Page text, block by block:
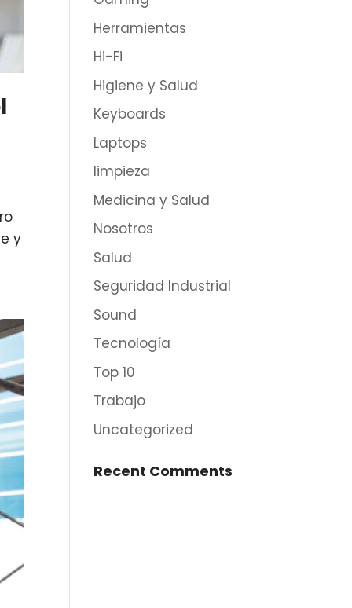
y
Herramientas
Hi-Fi
Higiene y Salud
Keyboards
Laptops
limpieza
Medicina y Salud
Nosotros
Salud
Seguridad Industrial
Sound
Tecnología
Top 10
Trabajo
Uncategorized
Recent Comments